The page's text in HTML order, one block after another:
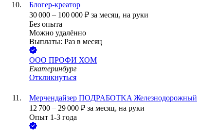
Блогер-креатор
30 000 – 100 000 ₽ за месяц, на руки
Без опыта
Можно удалённо
Выплаты: Раз в месяц
ООО ПРОФИ ХОМ
Екатеринбург
Откликнуться
Мерчендайзер ПOДPAБOTKA Железнодорожный
12 700 – 29 000 ₽ за месяц, на руки
Опыт 1-3 года